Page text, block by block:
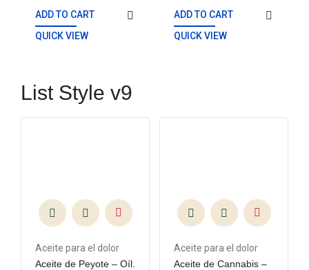
ADD TO CART
QUICK VIEW
ADD TO CART
QUICK VIEW
List Style v9
Aceite para el dolor
Aceite de Peyote – Oíl.
Aceite para el dolor
Aceite de Cannabis –